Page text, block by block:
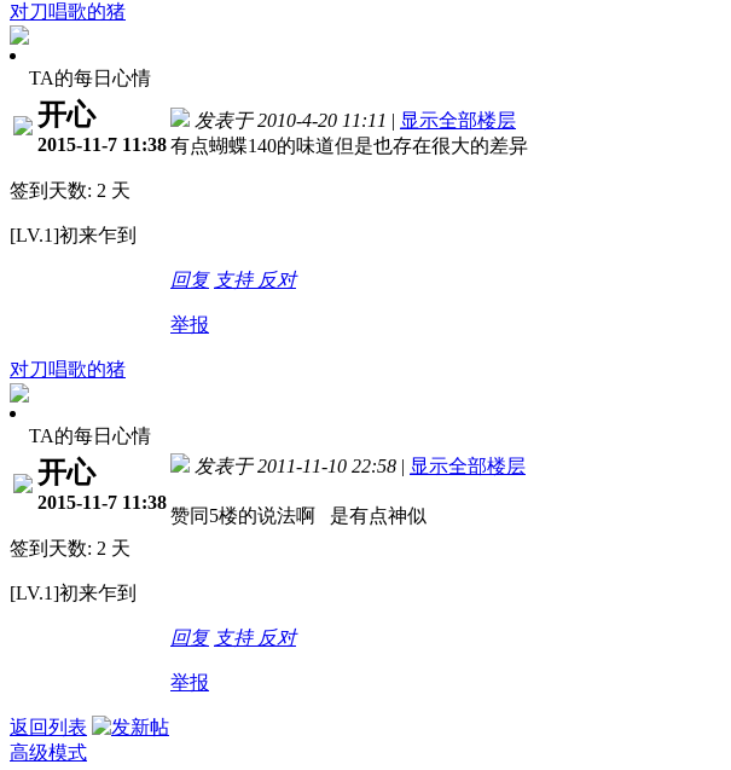
对刀唱歌的猪
TA的每日心情
开心
2015-11-7 11:38
签到天数: 2 天
[LV.1]初来乍到
发表于 2010-4-20 11:11 | 显示全部楼层
有点蝴蝶140的味道但是也存在很大的差异
回复 支持 反对
举报
对刀唱歌的猪
TA的每日心情
开心
2015-11-7 11:38
签到天数: 2 天
[LV.1]初来乍到
发表于 2011-11-10 22:58 | 显示全部楼层
赞同5楼的说法啊 是有点神似
回复 支持 反对
举报
返回列表
高级模式